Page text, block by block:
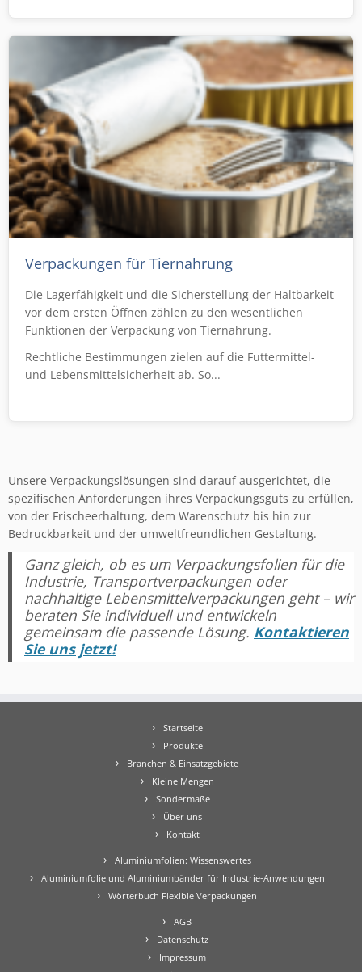
Verpackungen für Tiernahrung
Die Lagerfähigkeit und die Sicherstellung der Haltbarkeit
vor dem ersten Öffnen zählen zu den wesentlichen
Funktionen der Verpackung von Tiernahrung.
Rechtliche Bestimmungen zielen auf die Futtermittel-
und Lebensmittelsicherheit ab. So...
Unsere Verpackungslösungen sind darauf ausgerichtet, die
spezifischen Anforderungen ihres Verpackungsguts zu erfüllen,
von der Frischeerhaltung, dem Warenschutz bis hin zur
Bedruckbarkeit und der umweltfreundlichen Gestaltung.
Ganz gleich, ob es um Verpackungsfolien für die
Industrie, Transportverpackungen oder
nachhaltige Lebensmittelverpackungen geht – wir
beraten Sie individuell und entwickeln
gemeinsam die passende Lösung. Kontaktieren
Sie uns jetzt!
Startseite
Produkte
Branchen & Einsatzgebiete
Kleine Mengen
Sondermaße
Über uns
Kontakt
Aluminiumfolien: Wissenswertes
Aluminiumfolie und Aluminiumbänder für Industrie-Anwendungen
Wörterbuch Flexible Verpackungen
AGB
Datenschutz
Impressum